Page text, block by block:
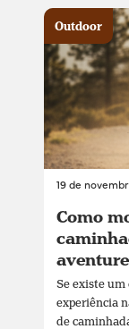
19 de
Como
Se existe um
experiência
de
Outdoor